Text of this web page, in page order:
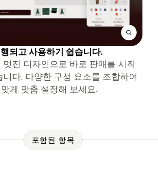
되고 사용하기 쉽습니다.
멋진 디자인으로 바로 판매를 시작
니다. 다양한 구성 요소를 조합하여
게 맞춤 설정해 보세요.
포함된 항목